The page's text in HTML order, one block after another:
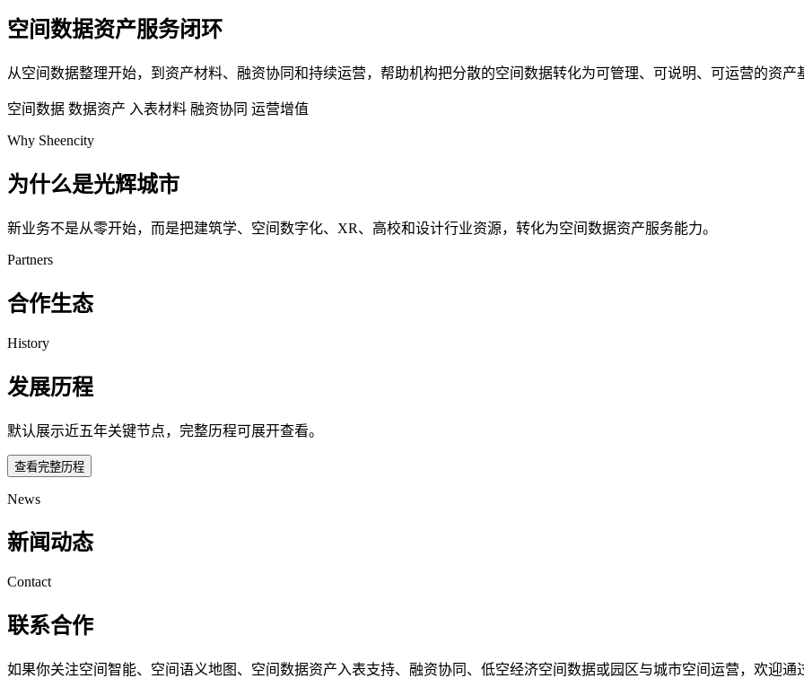
空间数据资产服务闭环
从空间数据整理开始，到资产材料、融资协同和持续运营，帮助机构把分散的空间数据转化为可管理、可说明、可运营的资产
空间数据 数据资产 入表材料 融资协同 运营增值
Why Sheencity
为什么是光辉城市
新业务不是从零开始，而是把建筑学、空间数字化、XR、高校和设计行业资源，转化为空间数据资产服务能力。
Partners
合作生态
History
发展历程
默认展示近五年关键节点，完整历程可展开查看。
查看完整历程
News
新闻动态
Contact
联系合作
如果你关注空间智能、空间语义地图、空间数据资产入表支持、融资协同、低空经济空间数据或园区与城市空间运营，欢迎通